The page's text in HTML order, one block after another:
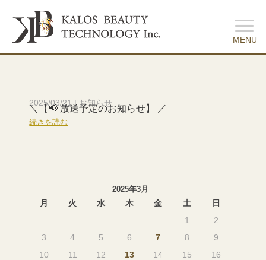
2025/03/21| お知らせ
＼【📢 放送予定のお知らせ】 ／
続きを読む
2025年3月
月 火 水 木 金 土
日
1
2
3
4 5 6 7 8
9
10
11 12 13 14 15
16